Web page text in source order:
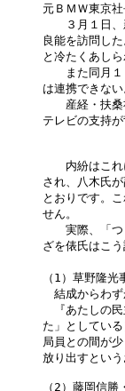
元ＢＭＷ東京
３月１日、新
良能を訪問し
と冷たくあし
また同月１３
は連携できな
産経・扶桑社
テレビの支持
－－－－
内紛はこれに
され、八木氏
とおりです。
せん。
実際、「つく
ざを俵氏はこう
－－－－
（1）草野隆
結成からわず
『あたしの民
た」としてい
局員との間が
放り出すとい
（2）藤岡信